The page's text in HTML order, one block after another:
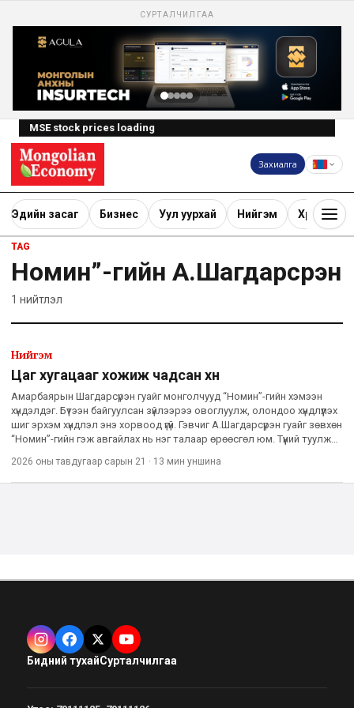
СУРТАЛЧИЛГАА
MSE stock prices loading
Захиалга
Эдийн засаг Бизнес Уул уурхай Нийгэм Хөрөнгө
TAG
Номин”-гийн А.Шагдарсүрэн
1 нийтлэл
Нийгэм
Цаг хугацааг хожиж чадсан хүн
Амарбаярын Шагдарсүрэн гуайг монголчууд “Номин”-гийн хэмээн
хүндэлдэг. Бүтээн байгуулсан зүйлээрээ овоглуулж, олондоо хүндлүүлэх
шиг эрхэм хүндлэл энэ хорвоод үгүй. Гэвчиг А.Шагдарсүрэн гуайг зөвхөн
“Номин”-гийн гэж авгайлах нь нэг талаар өрөөсгөл юм. Түүний туулж
2026 оны тавдугаар сарын 21 · 13 мин уншина
Бидний тухайСурталчилгаа